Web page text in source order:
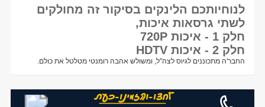
לנוחיותכם הלינקים בסיקור זה מחולקים
לשתי גרסאות איכות,
חלק 1 - איכות 720P
חלק 2 - איכות HDTV
החבר'ה מתכוננים לגיוס לצה"ל, ומשולש אהבה רומנטי מטלטל את כולם.